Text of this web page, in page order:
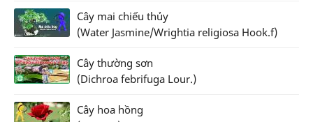
Cây mai chiếu thủy
(Water Jasmine/Wrightia religiosa Hook.f)
Cây thường sơn
(Dichroa febrifuga Lour.)
Cây hoa hồng